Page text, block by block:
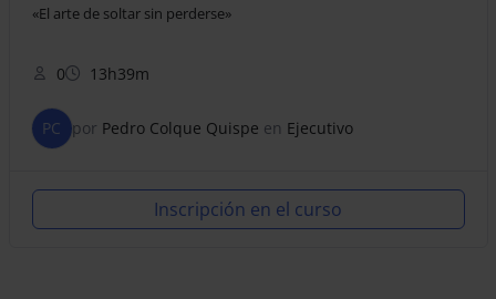
«El arte de soltar sin perderse»
0 13h39m
PC por Pedro Colque Quispe en Ejecutivo
Inscripción en el curso